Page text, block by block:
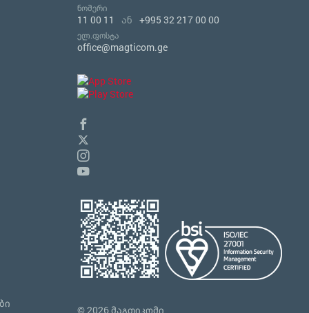
ნომერი
11 00 11 ან +995 32 217 00 00
ელ.ფოსტა
office@magticom.ge
© 2026 მაგთიკომი